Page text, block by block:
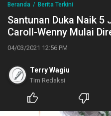
Beranda Berita Terkini
Santunan Duka Naik
Caroll-Wenny Mulai
04/03/2021 12:56 PM
Terry Wagiu
Tim Redaksi